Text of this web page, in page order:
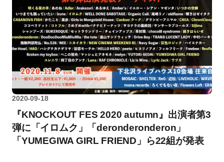
2020-09-18
『KNOCKOUT FES 2020 autumn』出演者第3
弾に「イロムク」「deronderonderon」
「YUMEGIWA GIRL FRIEND」ら22組が発表